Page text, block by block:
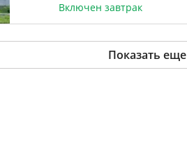
Включен завтрак
Показать еще